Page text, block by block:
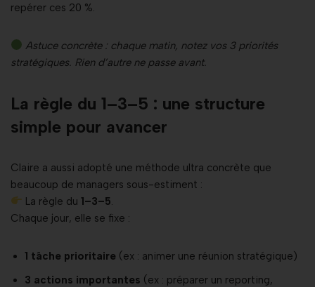
repérer ces 20 %.
Astuce concrète : chaque matin, notez vos 3 priorités
stratégiques. Rien d’autre ne passe avant.
La règle du 1–3–5 : une structure
simple pour avancer
Claire a aussi adopté une méthode ultra concrète que
beaucoup de managers sous-estiment :
La règle du 1–3–5.
Chaque jour, elle se fixe :
1 tâche prioritaire (ex : animer une réunion stratégique)
3 actions importantes (ex : préparer un reporting,